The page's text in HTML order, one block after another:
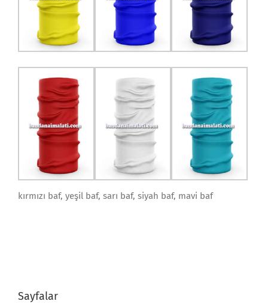
kırmızı baf, yeşil baf, sarı baf, siyah baf, mavi baf
Sayfalar